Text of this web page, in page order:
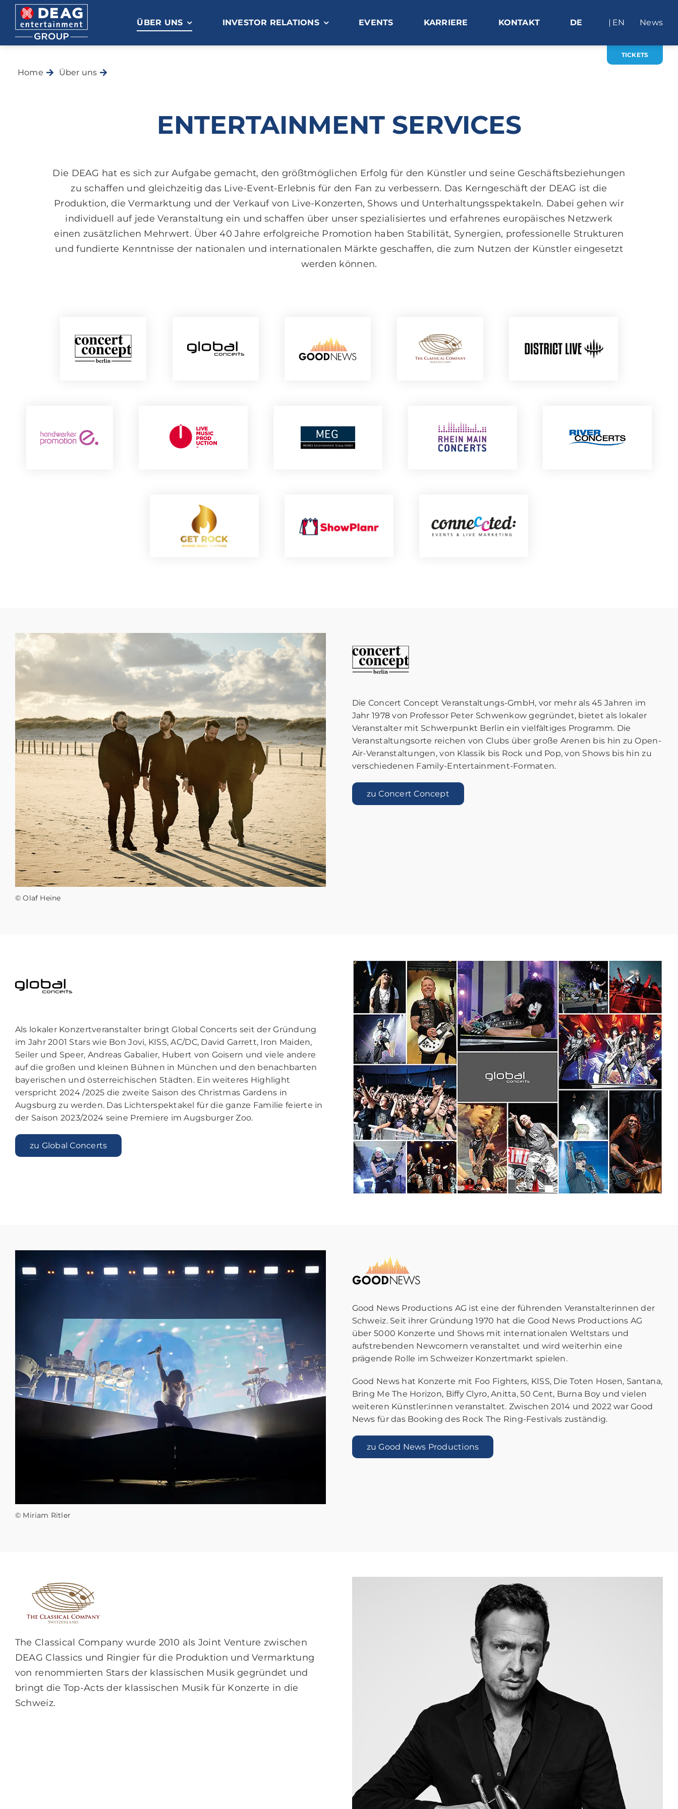
Zum
Inhalt
springen
ÜBER UNS INVESTOR RELATIONS EVENTS KARRIERE KONTAKT News
DE EN
TICKETS
Home Über uns
ENTERTAINMENT SERVICES
Die DEAG hat es sich zur Aufgabe gemacht, den größtmöglichen Erfolg für den Künstler und seine Geschäftsbeziehungen
zu schaffen und gleichzeitig das Live-Event-Erlebnis für den Fan zu verbessern. Das Kerngeschäft der DEAG ist die
Produktion, die Vermarktung und der Verkauf von Live-Konzerten, Shows und Unterhaltungsspektakeln. Dabei gehen wir
individuell auf jede Veranstaltung ein und schaffen über unser spezialisiertes und erfahrenes europäisches Netzwerk
einen zusätzlichen Mehrwert. Über 40 Jahre erfolgreiche Promotion haben Stabilität, Synergien, professionelle Strukturen
und fundierte Kenntnisse der nationalen und internationalen Märkte geschaffen, die zum Nutzen der Künstler eingesetzt
werden können.
© Olaf Heine
Die Concert Concept Veranstaltungs-GmbH, vor mehr als 45 Jahren im
Jahr 1978 von Professor Peter Schwenkow gegründet, bietet als lokaler
Veranstalter mit Schwerpunkt Berlin ein vielfältiges Programm. Die
Veranstaltungsorte reichen von Clubs über große Arenen bis hin zu Open-
Air-Veranstaltungen, von Klassik bis Rock und Pop, von Shows bis hin zu
verschiedenen Family-Entertainment-Formaten.
zu Concert Concept
Als lokaler Konzertveranstalter bringt Global Concerts seit der Gründung
im Jahr 2001 Stars wie Bon Jovi, KISS, AC/DC, David Garrett, Iron Maiden,
Seiler und Speer, Andreas Gabalier, Hubert von Goisern und viele andere
auf die großen und kleinen Bühnen in München und den benachbarten
bayerischen und österreichischen Städten. Ein weiteres Highlight
verspricht 2024 /2025 die zweite Saison des Christmas Gardens in
Augsburg zu werden. Das Lichterspektakel für die ganze Familie feierte in
der Saison 2023/2024 seine Premiere im Augsburger Zoo.
zu Global Concerts
© Miriam Ritler
Good News Productions AG ist eine der führenden Veranstalterinnen der
Schweiz. Seit ihrer Gründung 1970 hat die Good News Productions AG
über 5000 Konzerte und Shows mit internationalen Weltstars und
aufstrebenden Newcomern veranstaltet und wird weiterhin eine
prägende Rolle im Schweizer Konzertmarkt spielen.
Good News hat Konzerte mit Foo Fighters, KISS, Die Toten Hosen, Santana,
Bring Me The Horizon, Biffy Clyro, Anitta, 50 Cent, Burna Boy und vielen
weiteren Künstler:innen veranstaltet. Zwischen 2014 und 2022 war Good
News für das Booking des Rock The Ring-Festivals zuständig.
zu Good News Productions
The Classical Company wurde 2010 als Joint Venture zwischen
DEAG Classics und Ringier für die Produktion und Vermarktung
von renommierten Stars der klassischen Musik gegründet und
bringt die Top-Acts der klassischen Musik für Konzerte in die
Schweiz.